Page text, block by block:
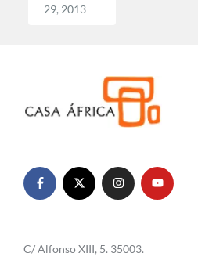
29, 2013
C/ Alfonso XIII, 5. 35003.